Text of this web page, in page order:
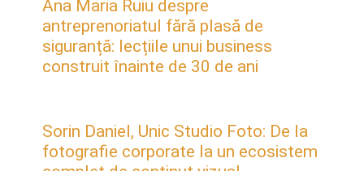
Ana Maria Ruiu despre
antreprenoriatul fără plasă de
siguranță: lecțiile unui business
construit înainte de 30 de ani
Sorin Daniel, Unic Studio Foto: De la
fotografie corporate la un ecosistem